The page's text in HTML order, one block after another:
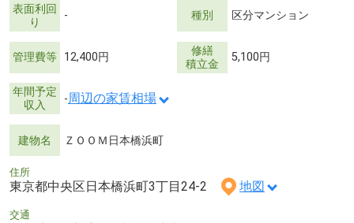
表面利回
り
- 種別 区分マンション
管理費等 12,400円
修繕
積立金
5,100円
年間予定
収入
-周辺の家賃相場
建物名 ＺＯＯＭ日本橋浜町
住所
東京都中央区日本橋浜町3丁目24-2 地図
交通